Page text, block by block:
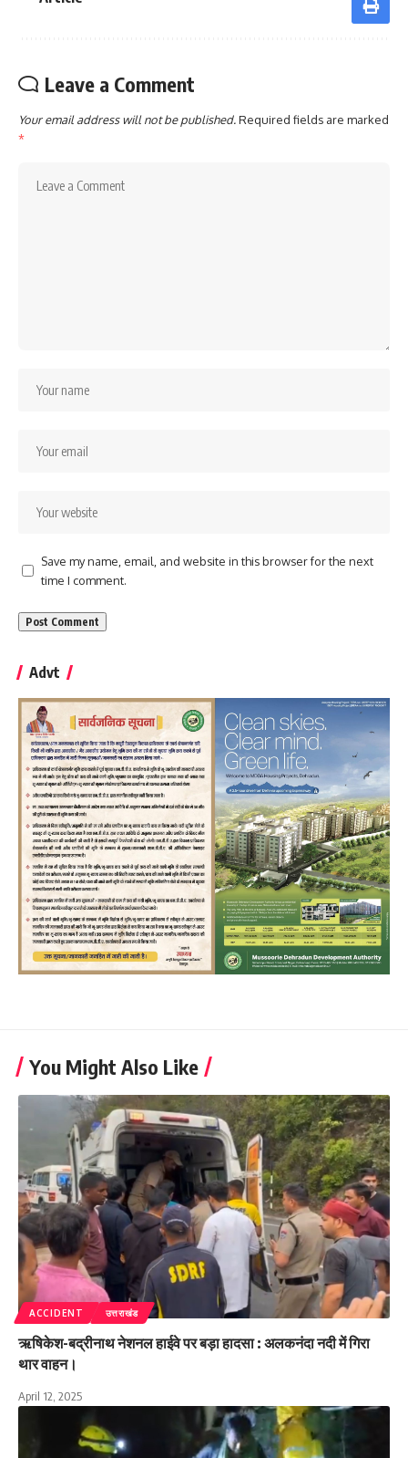
Leave a Comment
Your email address will not be published.Required fields are marked
*
Save my name, email, and website in this browser for the next
time I comment.
Advt
You Might Also Like
ACCIDENT उत्तराखंड
ऋषिकेश-बद्रीनाथ नेशनल हाईवे पर बड़ा हादसा : अलकनंदा नदी में गिरा
थार वाहन।
April 12, 2025